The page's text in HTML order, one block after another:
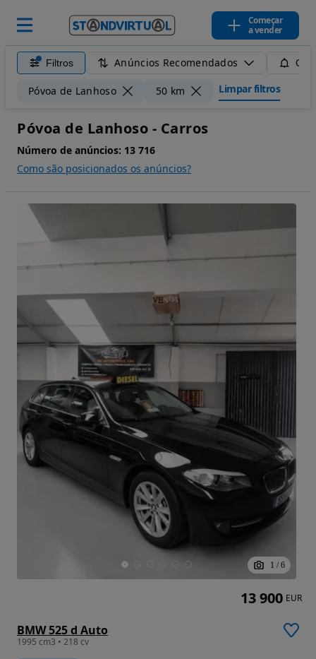
Começar
a vender
Filtros Anúncios Recomendados
Póvoa de Lanhoso 50 km Limpar filtros
Póvoa de Lanhoso - Carros
Número de anúncios: 13 716
Como são posicionados os anúncios?
1 / 6
BMW 525 d Auto
1995 cm3 • 218 cv
13 900 EUR